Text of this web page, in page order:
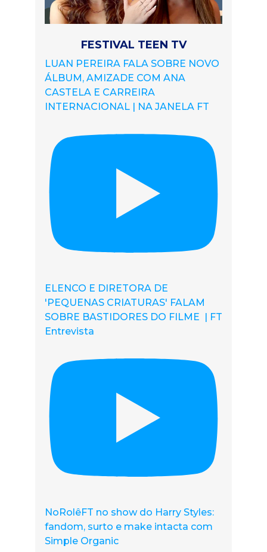
FESTIVAL TEEN TV
LUAN PEREIRA FALA SOBRE NOVO
ÁLBUM, AMIZADE COM ANA
CASTELA E CARREIRA
INTERNACIONAL | NA JANELA FT
ELENCO E DIRETORA DE
'PEQUENAS CRIATURAS' FALAM
SOBRE BASTIDORES DO FILME | FT
Entrevista
NoRolêFT no show do Harry Styles:
fandom, surto e make intacta com
Simple Organic